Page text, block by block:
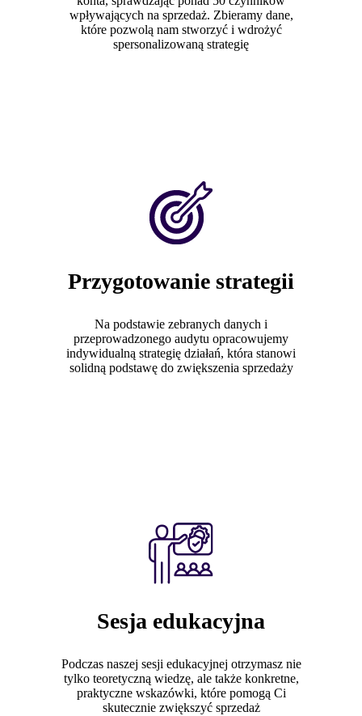
wpływających na sprzedaż. Zbieramy dane,
które pozwolą nam stworzyć i wdrożyć
spersonalizowaną strategię
Przygotowanie strategii
Na podstawie zebranych danych i
przeprowadzonego audytu opracowujemy
indywidualną strategię działań, która stanowi
solidną podstawę do zwiększenia sprzedaży
Sesja edukacyjna
Podczas naszej sesji edukacyjnej otrzymasz nie
tylko teoretyczną wiedzę, ale także konkretne,
praktyczne wskazówki, które pomogą Ci
skutecznie zwiększyć sprzedaż